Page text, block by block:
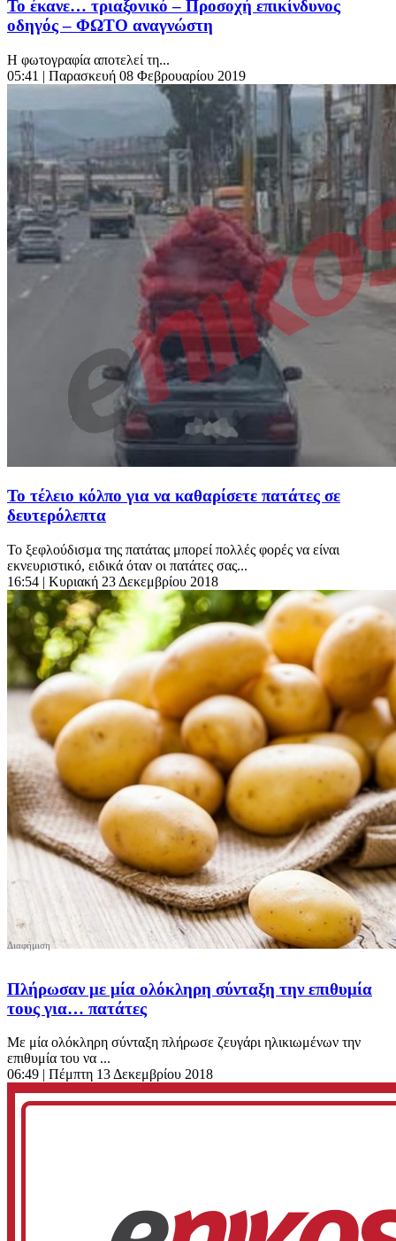
Το έκανε… τριαξονικό – Προσοχή επικίνδυνος
οδηγός – ΦΩΤΟ αναγνώστη
Η φωτογραφία αποτελεί τη...
05:41 | Παρασκευή 08 Φεβρουαρίου 2019
Το τέλειο κόλπο για να καθαρίσετε πατάτες σε
δευτερόλεπτα
To ξεφλούδισμα της πατάτας μπορεί πολλές φορές να είναι
εκνευριστικό, ειδικά όταν οι πατάτες σας...
16:54 | Κυριακή 23 Δεκεμβρίου 2018
Πλήρωσαν με μία ολόκληρη σύνταξη την επιθυμία
τους για… πατάτες
Με μία ολόκληρη σύνταξη πλήρωσε ζευγάρι ηλικιωμένων την
επιθυμία του να ...
06:49 | Πέμπτη 13 Δεκεμβρίου 2018